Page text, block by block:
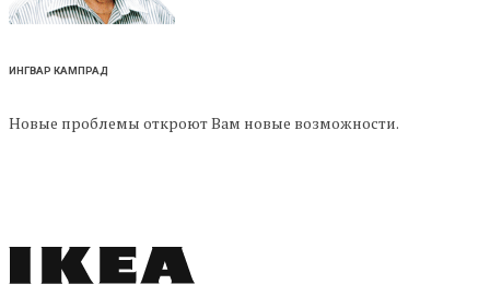
ИНГВАР КАМПРАД
Новые проблемы откроют Вам новые возможности.